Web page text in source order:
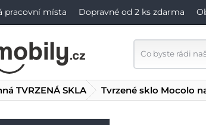
pracovní místa Dopravné od 2 ks zdarma
TVRZENÁ SKLA Tvrzené sklo Mocolo